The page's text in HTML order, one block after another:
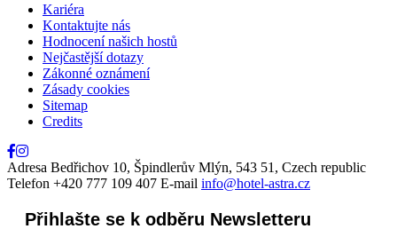
Kariéra
Kontaktujte nás
Hodnocení našich hostů
Nejčastější dotazy
Zákonné oznámení
Zásady cookies
Sitemap
Credits
Adresa Bedřichov 10, Špindlerův Mlýn, 543 51, Czech republic
Telefon +420 777 109 407 E-mail info@hotel-astra.cz
Přihlašte se k odběru Newsletteru